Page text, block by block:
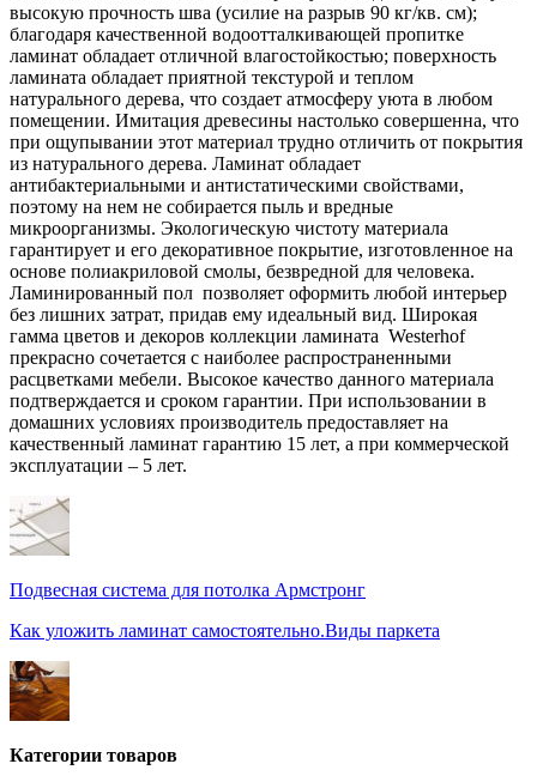
высокую прочность шва (усилие на разрыв 90 кг/кв. см);
благодаря качественной водоотталкивающей пропитке
ламинат обладает отличной влагостойкостью; поверхность
ламината обладает приятной текстурой и теплом
натурального дерева, что создает атмосферу уюта в любом
помещении. Имитация древесины настолько совершенна, что
при ощупывании этот материал трудно отличить от покрытия
из натурального дерева. Ламинат обладает
антибактериальными и антистатическими свойствами,
поэтому на нем не собирается пыль и вредные
микроорганизмы. Экологическую чистоту материала
гарантирует и его декоративное покрытие, изготовленное на
основе полиакриловой смолы, безвредной для человека.
Ламинированный пол позволяет оформить любой интерьер
без лишних затрат, придав ему идеальный вид. Широкая
гамма цветов и декоров коллекции ламината Westerhof
прекрасно сочетается с наиболее распространенными
расцветками мебели. Высокое качество данного материала
подтверждается и сроком гарантии. При использовании в
домашних условиях производитель предоставляет на
качественный ламинат гарантию 15 лет, а при коммерческой
эксплуатации – 5 лет.
Подвесная система для потолка Армстронг
Как уложить ламинат самостоятельно.Виды паркета
Категории товаров